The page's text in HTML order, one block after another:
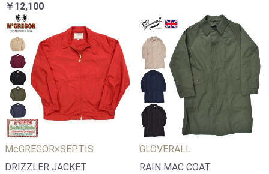
￥12,100
McGREGOR×SEPTIS
DRIZZLER JACKET
GLOVERALL
RAIN MAC COAT